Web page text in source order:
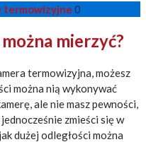
termowizyjne 0
mierzyć?
termowizyjna, możesz
można nią wykonywać
ale nie masz pewności,
zmieści się w
dużej odległości można